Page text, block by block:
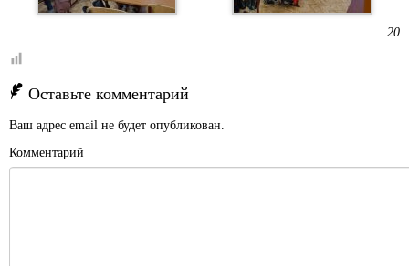
20
Оставьте комментарий
Ваш адрес email не будет опубликован.
Комментарий